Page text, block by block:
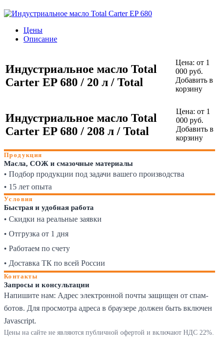
Цены
Описание
Индустриальное масло Total
Carter EP 680 / 20 л / Total
Цена: от 1
000 руб.
Добавить в
корзину
Индустриальное масло Total
Carter EP 680 / 208 л / Total
Цена: от 1
000 руб.
Добавить в
корзину
Продукция
Масла, СОЖ и смазочные материалы
• Подбор продукции под задачи вашего производства
• 15 лет опыта
Условия
Быстрая и удобная работа
• Скидки на реальные заявки
• Отгрузка от 1 дня
• Работаем по счету
• Доставка ТК по всей России
Контакты
Запросы и консультации
Напишите нам: Адрес электронной почты защищен от спам-
ботов. Для просмотра адреса в браузере должен быть включен
Javascript.
Цены на сайте не являются публичной офертой и включают НДС 22%.